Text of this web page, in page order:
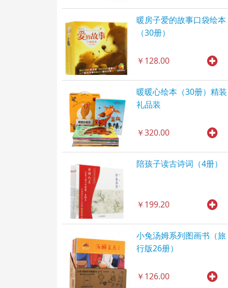
暖房子爱的故事口袋绘本
（30册）
￥128.00
暖暖心绘本（30册）精装
礼品装
￥320.00
陪孩子读古诗词（4册）
￥199.20
小兔汤姆系列图画书（旅
行版26册）
￥126.00